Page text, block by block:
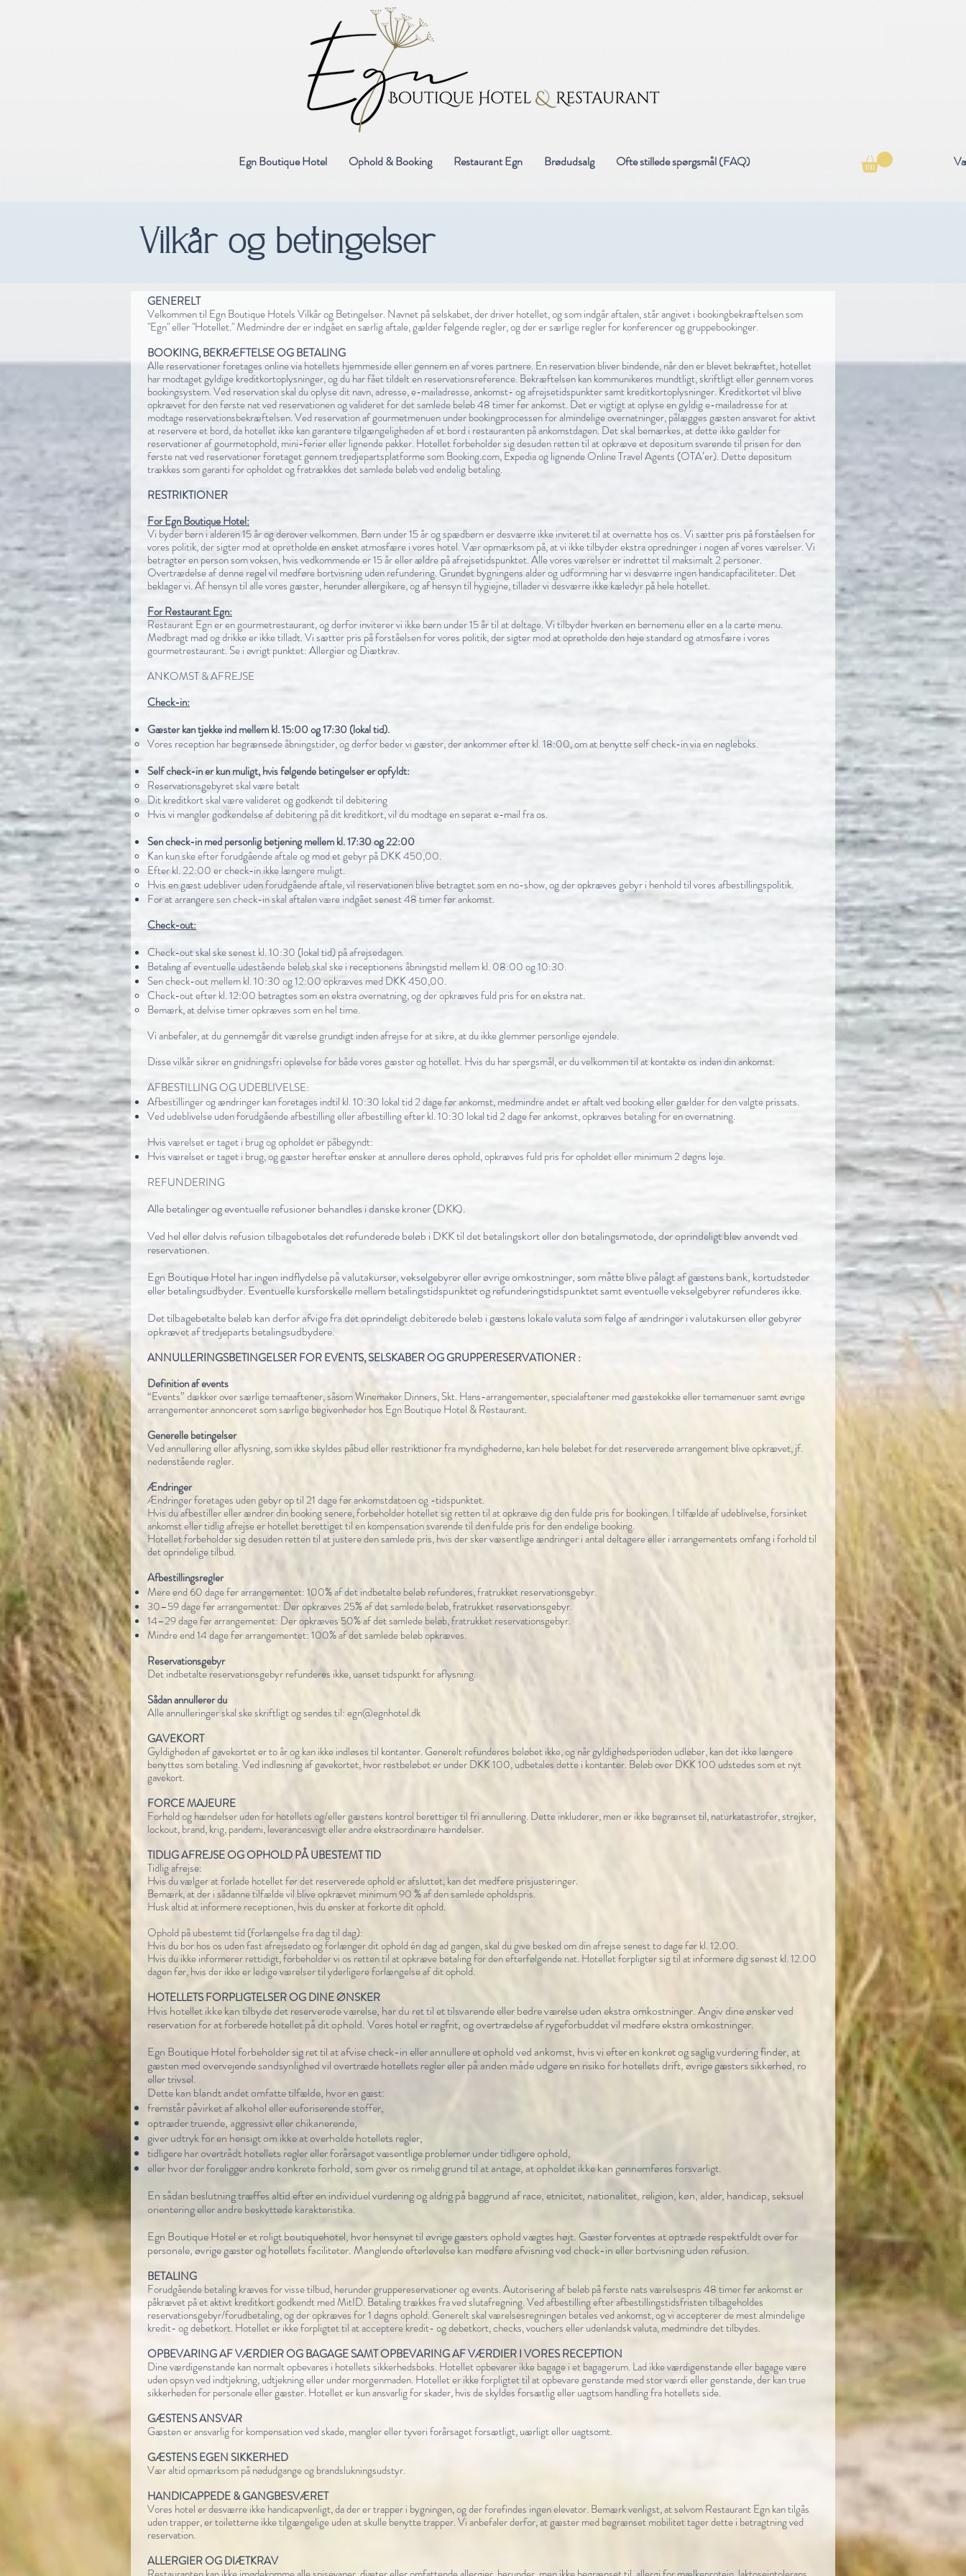
Egn Boutique Hotel Ophold & Booking Restaurant Egn Brødudsalg Ofte stillede spørgsmål (FAQ)
Vilkår og betingelser
GENERELT
Velkommen til Egn Boutique Hotels Vilkår og Betingelser. Navnet på selskabet, der driver hotellet, og som indgår aftalen, står angivet i bookingbekræftelsen som
"Egn" eller "Hotellet." Medmindre der er indgået en særlig aftale, gælder følgende regler, og der er særlige regler for konferencer og gruppebookinger.
BOOKING, BEKRÆFTELSE OG BETALING
Alle reservationer foretages online via hotellets hjemmeside eller gennem en af vores partnere. En reservation bliver bindende, når den er blevet bekræftet, hotellet
har modtaget gyldige kreditkortoplysninger, og du har fået tildelt en reservationsreference. Bekræftelsen kan kommunikeres mundtligt, skriftligt eller gennem vores
bookingsystem.Ved reservation skal du oplyse dit navn, adresse, e-mailadresse, ankomst- og afrejsetidspunkter samt kreditkortoplysninger. Kreditkortet vil blive
opkrævet for den første nat ved reservationen og valideret for det samlede beløb 48 timer før ankomst. Det er vigtigt at oplyse en gyldig e-mailadresse for at
modtage reservationsbekræftelsen. Ved reservation af gourmetmenuen under bookingprocessen for almindelige overnatninger, pålægges gæsten ansvaret for aktivt
at reservere et bord, da hotellet ikke kan garantere tilgængeligheden af et bord i restauranten på ankomstdagen. Det skal bemærkes, at dette ikke gælder for
reservationer af gourmetophold, mini-ferier eller lignende pakker. Hotellet forbeholder sig desuden retten til at opkræve et depositum svarende til prisen for den
første nat ved reservationer foretaget gennem tredjepartsplatforme som Booking.com, Expedia og lignende Online Travel Agents (OTA’er). Dette depositum
trækkes som garanti for opholdet og fratrækkes det samlede beløb ved endelig betaling.
RESTRIKTIONER
For Egn Boutique Hotel:
Vi byder børn i alderen 15 år og derover velkommen. Børn under 15 år og spædbørn er desværre ikke inviteret til at overnatte hos os. Vi sætter pris på forståelsen for
vores politik, der sigter mod at opretholde en ønsket atmosfære i vores hotel. Vær opmærksom på, at vi ikke tilbyder ekstra opredninger i nogen af vores værelser. Vi
betragter en person som voksen, hvis vedkommende er 15 år eller ældre på afrejsetidspunktet. Alle vores værelser er indrettet til maksimalt 2 personer.
Overtrædelse af denne regel vil medføre bortvisning uden refundering. Grundet bygningens alder og udformning har vi desværre ingen handicapfaciliteter. Det
beklager vi. Af hensyn til alle vores gæster, herunder allergikere, og af hensyn til hygiejne, tillader vi desværre ikke kæledyr på hele hotellet.
For Restaurant Egn:
Restaurant Egn er en gourmetrestaurant, og derfor inviterer vi ikke børn under 15 år til at deltage. Vi tilbyder hverken en børnemenu eller en a la carte menu.
Medbragt mad og drikke er ikke tilladt. Vi sætter pris på forståelsen for vores politik, der sigter mod at opretholde den høje standard og atmosfære i vores
gourmetrestaurant. Se i øvrigt punktet: Allergier og Diætkrav.
ANKOMST & AFREJSE
Check-in:
Gæster kan tjekke ind mellem kl. 15:00 og 17:30 (lokal tid).
Vores reception har begrænsede åbningstider, og derfor beder vi gæster, der ankommer efter kl. 18:00, om at benytte self check-in via en nøgleboks.
Self check-in er kun muligt, hvis følgende betingelser er opfyldt:
Reservationsgebyret skal være betalt
Dit kreditkort skal være valideret og godkendt til debitering
Hvis vi mangler godkendelse af debitering på dit kreditkort, vil du modtage en separat e-mail fra os.
Sen check-in med personlig betjening mellem kl. 17:30 og 22:00
Kan kun ske efter forudgående aftale og mod et gebyr på DKK 450,00.
Efter kl. 22:00 er check-in ikke længere muligt.
Hvis en gæst udebliver uden forudgående aftale, vil reservationen blive betragtet som en no-show, og der opkræves gebyr i henhold til vores afbestillingspolitik.
For at arrangere sen check-in skal aftalen være indgået senest 48 timer før ankomst.
Check-out:
Check-out skal ske senest kl. 10:30 (lokal tid) på afrejsedagen.
Betaling af eventuelle udestående beløb skal ske i receptionens åbningstid mellem kl. 08:00 og 10:30.
Sen check-out mellem kl. 10:30 og 12:00 opkræves med DKK 450,00.
Check-out efter kl. 12:00 betragtes som en ekstra overnatning, og der opkræves fuld pris for en ekstra nat.
Bemærk, at delvise timer opkræves som en hel time.
Vi anbefaler, at du gennemgår dit værelse grundigt inden afrejse for at sikre, at du ikke glemmer personlige ejendele.
Disse vilkår sikrer en gnidningsfri oplevelse for både vores gæster og hotellet. Hvis du har spørgsmål, er du velkommen til at kontakte os inden din ankomst.
AFBESTILLING OG UDEBLIVELSE:
Afbestillinger og ændringer kan foretages indtil kl. 10:30 lokal tid 2 dage før ankomst, medmindre andet er aftalt ved booking eller gælder for den valgte prissats.
Ved udeblivelse uden forudgående afbestilling eller afbestilling efter kl. 10:30 lokal tid 2 dage før ankomst, opkræves betaling for en overnatning.
Hvis værelset er taget i brug og opholdet er påbegyndt:
Hvis værelset er taget i brug, og gæster herefter ønsker at annullere deres ophold, opkræves fuld pris for opholdet eller minimum 2 døgns leje.
REFUNDERING
Alle betalinger og eventuelle refusioner behandles i danske kroner (DKK).
Ved hel eller delvis refusion tilbagebetales det refunderede beløb i DKK til det betalingskort eller den betalingsmetode, der oprindeligt blev anvendt ved
reservationen.
Egn Boutique Hotel har ingen indflydelse på valutakurser, vekselgebyrer eller øvrige omkostninger, som måtte blive pålagt af gæstens bank, kortudsteder
eller betalingsudbyder. Eventuelle kursforskelle mellem betalingstidspunktet og refunderingstidspunktet samt eventuelle vekselgebyrer refunderes ikke.
Det tilbagebetalte beløb kan derfor afvige fra det oprindeligt debiterede beløb i gæstens lokale valuta som følge af ændringer i valutakursen eller gebyrer
opkrævet af tredjeparts betalingsudbydere.
ANNULLERINGSBETINGELSER FOR EVENTS, SELSKABER OG GRUPPERESERVATIONER :
Definition af events
“Events” dækker over særlige temaaftener, såsom Winemaker Dinners, Skt. Hans-arrangementer, specialaftener med gæstekokke eller temamenuer samt øvrige
arrangementer annonceret som særlige begivenheder hos Egn Boutique Hotel & Restaurant.
Generelle betingelser
Ved annullering eller aflysning, som ikke skyldes påbud eller restriktioner fra myndighederne, kan hele beløbet for det reserverede arrangement blive opkrævet, jf.
nedenstående regler.
Ændringer
Ændringer foretages uden gebyr op til 21 dage før ankomstdatoen og -tidspunktet.
Hvis du afbestiller eller ændrer din booking senere, forbeholder hotellet sig retten til at opkræve dig den fulde pris for bookingen. I tilfælde af udeblivelse, forsinket
ankomst eller tidlig afrejse er hotellet berettiget til en kompensation svarende til den fulde pris for den endelige booking.
Hotellet forbeholder sig desuden retten til at justere den samlede pris, hvis der sker væsentlige ændringer i antal deltagere eller i arrangementets omfang i forhold til
det oprindelige tilbud.
Afbestillingsregler
Mere end 60 dage før arrangementet: 100% af det indbetalte beløb refunderes, fratrukket reservationsgebyr.
30–59 dage før arrangementet: Der opkræves 25% af det samlede beløb, fratrukket reservationsgebyr.
14–29 dage før arrangementet: Der opkræves 50% af det samlede beløb, fratrukket reservationsgebyr.
Mindre end 14 dage før arrangementet: 100% af det samlede beløb opkræves.
Reservationsgebyr
Det indbetalte reservationsgebyr refunderes ikke, uanset tidspunkt for aflysning.
Sådan annullerer du
Alle annulleringer skal ske skriftligt og sendes til:egn@egnhotel.dk
GAVEKORT
Gyldigheden af gavekortet er to år og kan ikke indløses til kontanter. Generelt refunderes beløbet ikke, og når gyldighedsperioden udløber, kan det ikke længere
benyttes som betaling. Ved indløsning af gavekortet, hvor restbeløbet er under DKK 100, udbetales dette i kontanter. Beløb over DKK 100 udstedes som et nyt
gavekort.
FORCE MAJEURE
Forhold og hændelser uden for hotellets og/eller gæstens kontrol berettiger til fri annullering. Dette inkluderer, men er ikke begrænset til, naturkatastrofer, strejker,
lockout, brand, krig, pandemi, leverancesvigt eller andre ekstraordinære hændelser.
TIDLIG AFREJSE OG OPHOLD PÅ UBESTEMT TID
Tidlig afrejse:
Hvis du vælger at forlade hotellet før det reserverede ophold er afsluttet, kan det medføre prisjusteringer.
Bemærk, at der i sådanne tilfælde vil blive opkrævet minimum 90 % af den samlede opholdspris.
Husk altid at informere receptionen, hvis du ønsker at forkorte dit ophold.
Ophold på ubestemt tid (forlængelse fra dag til dag):
Hvis du bor hos os uden fast afrejsedato og forlænger dit ophold én dag ad gangen, skal du give besked om din afrejse senest to dage før kl. 12.00.
Hvis du ikke informerer rettidigt, forbeholder vi os retten til at opkræve betaling for den efterfølgende nat.Hotellet forpligter sig til at informere dig senest kl. 12.00
dagen før, hvis der ikke er ledige værelser til yderligere forlængelse af dit ophold.
HOTELLETS FORPLIGTELSER OG DINE ØNSKER
Hvis hotellet ikke kan tilbyde det reserverede værelse, har du ret til et tilsvarende eller bedre værelse uden ekstra omkostninger. Angiv dine ønsker ved
reservation for at forberede hotellet på dit ophold. Vores hotel er røgfrit, og overtrædelse af rygeforbuddet vil medføre ekstra omkostninger.
Egn Boutique Hotel forbeholder sig ret til at afvise check-in eller annullere et ophold ved ankomst, hvis vi efter en konkret og saglig vurdering finder, at
gæsten med overvejende sandsynlighed vil overtræde hotellets regler eller på anden måde udgøre en risiko for hotellets drift, øvrige gæsters sikkerhed, ro
eller trivsel.
Dette kan blandt andet omfatte tilfælde, hvor en gæst:
fremstår påvirket af alkohol eller euforiserende stoffer,
optræder truende, aggressivt eller chikanerende,
giver udtryk for en hensigt om ikke at overholde hotellets regler,
tidligere har overtrådt hotellets regler eller forårsaget væsentlige problemer under tidligere ophold,
eller hvor der foreligger andre konkrete forhold, som giver os rimelig grund til at antage, at opholdet ikke kan gennemføres forsvarligt.
En sådan beslutning træffes altid efter en individuel vurdering og aldrig på baggrund af race, etnicitet, nationalitet, religion, køn, alder, handicap, seksuel
orientering eller andre beskyttede karakteristika.
Egn Boutique Hotel er et roligt boutiquehotel, hvor hensynet til øvrige gæsters ophold vægtes højt. Gæster forventes at optræde respektfuldt over for
personale, øvrige gæster og hotellets faciliteter. Manglende efterlevelse kan medføre afvisning ved check-in eller bortvisning uden refusion.
BETALING
Forudgående betaling kræves for visse tilbud, herunder gruppereservationer og events. Autorisering af beløb på første nats værelsespris 48 timer før ankomst er
påkrævet på et aktivt kreditkort godkendt med MitID. Betaling trækkes fra ved slutafregning. Ved afbestilling efter afbestillingstidsfristen tilbageholdes
reservationsgebyr/forudbetaling, og der opkræves for 1 døgns ophold. Generelt skal værelsesregningen betales ved ankomst, og vi accepterer de mest almindelige
kredit- og debetkort. Hotellet er ikke forpligtet til at acceptere kredit- og debetkort, checks, vouchers eller udenlandsk valuta, medmindre det tilbydes.
OPBEVARING AF VÆRDIER OG BAGAGE SAMT OPBEVARING AF VÆRDIER I VORES RECEPTION
Dine værdigenstande kan normalt opbevares i hotellets sikkerhedsboks. Hotellet opbevarer ikke bagage i et bagagerum. Lad ikke værdigenstande eller bagage være
uden opsyn ved indtjekning, udtjekning eller under morgenmaden. Hotellet er ikke forpligtet til at opbevare genstande med stor værdi eller genstande, der kan true
sikkerheden for personale eller gæster. Hotellet er kun ansvarlig for skader, hvis de skyldes forsætlig eller uagtsom handling fra hotellets side.
GÆSTENS ANSVAR
Gæsten er ansvarlig for kompensation ved skade, mangler eller tyveri forårsaget forsætligt, uærligt eller uagtsomt.
GÆSTENS EGEN SIKKERHED
Vær altid opmærksom på nødudgange og brandslukningsudstyr.
HANDICAPPEDE & GANGBESVÆRET
Vores hotel er desværre ikke handicapvenligt, da der er trapper i bygningen, og der forefindes ingen elevator. Bemærk venligst, at selvom Restaurant Egn kan tilgås
uden trapper, er toiletterne ikke tilgængelige uden at skulle benytte trapper. Vi anbefaler derfor, at gæster med begrænset mobilitet tager dette i betragtning ved
reservation.
ALLERGIER OG DIÆTKRAV